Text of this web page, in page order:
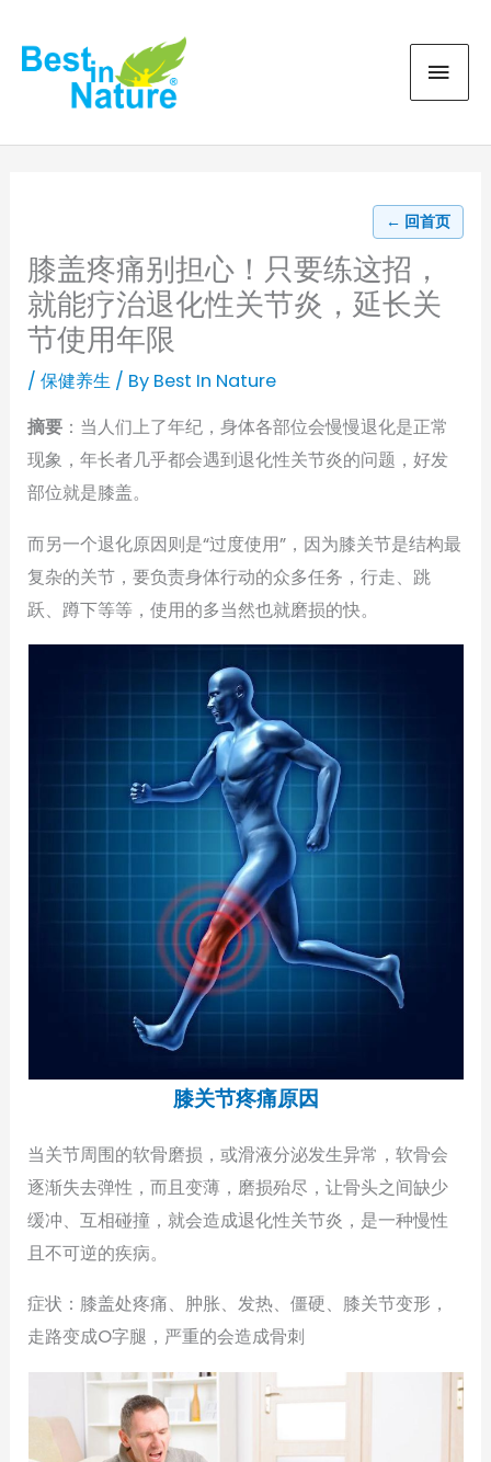
content
← 回首页
膝盖疼痛别担心！只要练这招，
就能疗治退化性关节炎，延长关
节使用年限
/保健养生 / By Best In Nature
摘要 ：当人们上了年纪，身体各部位会慢慢退化是正常
现象，年长者几乎都会遇到退化性关节炎的问题，好发
部位就是膝盖。
而另一个退化原因则是“过度使用”，因为膝关节是结构最
复杂的关节，要负责身体行动的众多任务，行走、跳
跃、蹲下等等，使用的多当然也就磨损的快。
膝关节疼痛原因
当关节周围的软骨磨损，或滑液分泌发生异常，软骨会
逐渐失去弹性，而且变薄，磨损殆尽，让骨头之间缺少
缓冲、互相碰撞，就会造成退化性关节炎，是一种慢性
且不可逆的疾病。
症状：膝盖处疼痛、肿胀、发热、僵硬、膝关节变形，
走路变成O字腿，严重的会造成骨刺